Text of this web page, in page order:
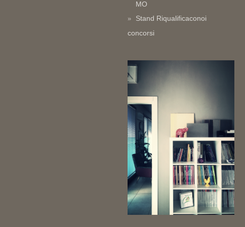
MO
Stand Riqualificaconoi
concorsi